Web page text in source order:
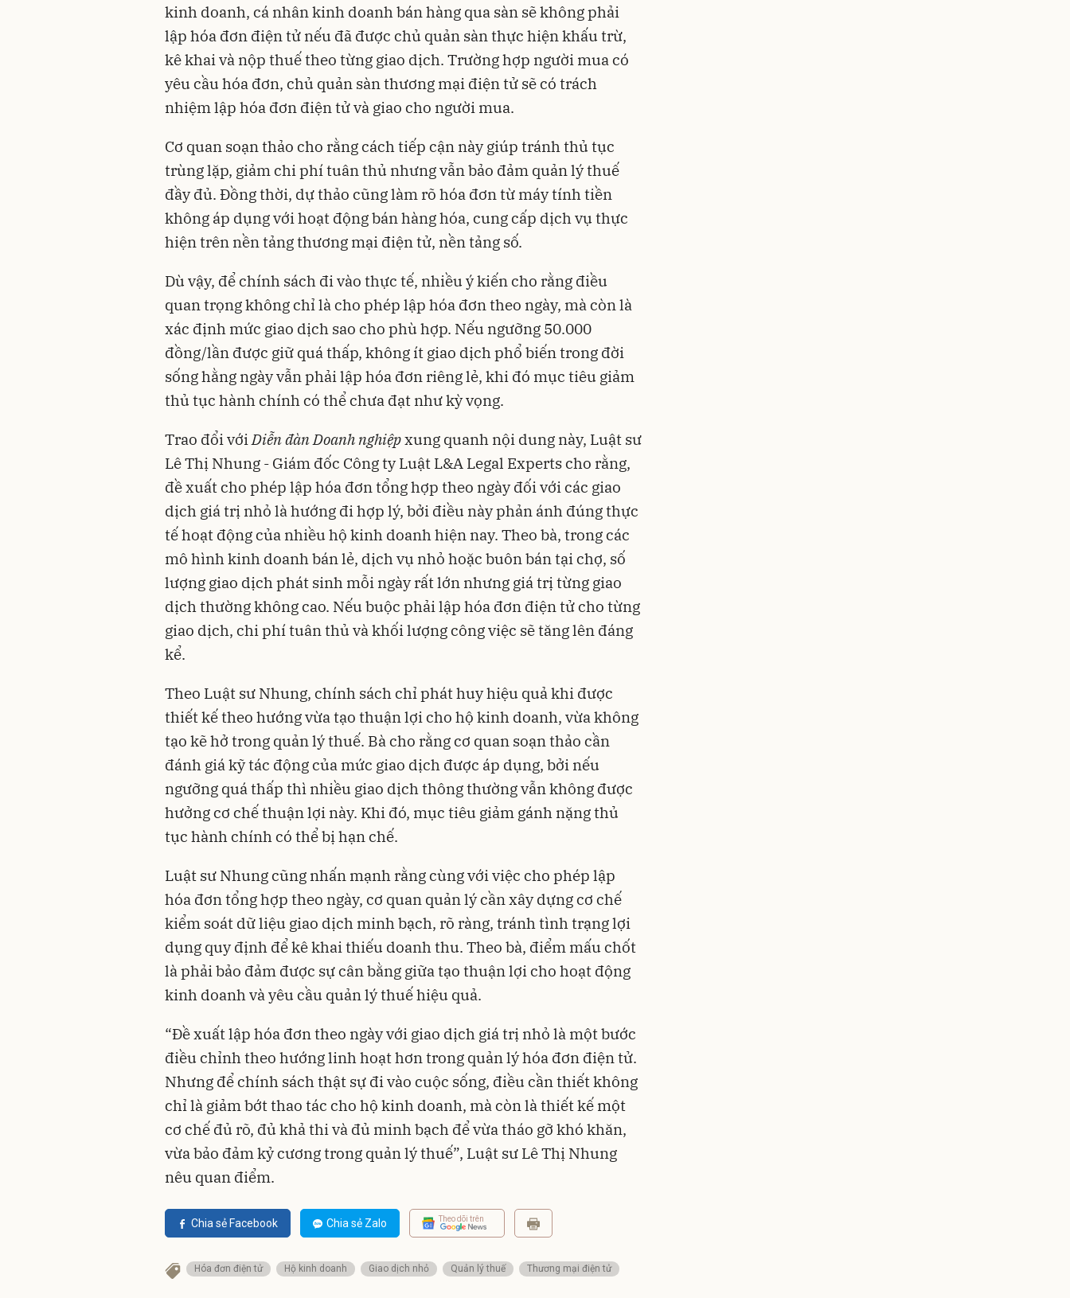
kinh doanh, cá nhân kinh doanh bán hàng qua sàn sẽ không phải
lập hóa đơn điện tử nếu đã được chủ quản sàn thực hiện khấu trừ,
kê khai và nộp thuế theo từng giao dịch. Trường hợp người mua có
yêu cầu hóa đơn, chủ quản sàn thương mại điện tử sẽ có trách
nhiệm lập hóa đơn điện tử và giao cho người mua.
Cơ quan soạn thảo cho rằng cách tiếp cận này giúp tránh thủ tục
trùng lặp, giảm chi phí tuân thủ nhưng vẫn bảo đảm quản lý thuế
đầy đủ. Đồng thời, dự thảo cũng làm rõ hóa đơn từ máy tính tiền
không áp dụng với hoạt động bán hàng hóa, cung cấp dịch vụ thực
hiện trên nền tảng thương mại điện tử, nền tảng số.
Dù vậy, để chính sách đi vào thực tế, nhiều ý kiến cho rằng điều
quan trọng không chỉ là cho phép lập hóa đơn theo ngày, mà còn là
xác định mức giao dịch sao cho phù hợp. Nếu ngưỡng 50.000
đồng/lần được giữ quá thấp, không ít giao dịch phổ biến trong đời
sống hằng ngày vẫn phải lập hóa đơn riêng lẻ, khi đó mục tiêu giảm
thủ tục hành chính có thể chưa đạt như kỳ vọng.
Trao đổi với Diễn đàn Doanh nghiệpxung quanh nội dung này, Luật sư
Lê Thị Nhung - Giám đốc Công ty Luật L&A Legal Experts cho rằng,
đề xuất cho phép lập hóa đơn tổng hợp theo ngày đối với các giao
dịch giá trị nhỏ là hướng đi hợp lý, bởi điều này phản ánh đúng thực
tế hoạt động của nhiều hộ kinh doanh hiện nay. Theo bà, trong các
mô hình kinh doanh bán lẻ, dịch vụ nhỏ hoặc buôn bán tại chợ, số
lượng giao dịch phát sinh mỗi ngày rất lớn nhưng giá trị từng giao
dịch thường không cao. Nếu buộc phải lập hóa đơn điện tử cho từng
giao dịch, chi phí tuân thủ và khối lượng công việc sẽ tăng lên đáng
kể.
Theo Luật sư Nhung, chính sách chỉ phát huy hiệu quả khi được
thiết kế theo hướng vừa tạo thuận lợi cho hộ kinh doanh, vừa không
tạo kẽ hở trong quản lý thuế. Bà cho rằng cơ quan soạn thảo cần
đánh giá kỹ tác động của mức giao dịch được áp dụng, bởi nếu
ngưỡng quá thấp thì nhiều giao dịch thông thường vẫn không được
hưởng cơ chế thuận lợi này. Khi đó, mục tiêu giảm gánh nặng thủ
tục hành chính có thể bị hạn chế.
Luật sư Nhung cũng nhấn mạnh rằng cùng với việc cho phép lập
hóa đơn tổng hợp theo ngày, cơ quan quản lý cần xây dựng cơ chế
kiểm soát dữ liệu giao dịch minh bạch, rõ ràng, tránh tình trạng lợi
dụng quy định để kê khai thiếu doanh thu. Theo bà, điểm mấu chốt
là phải bảo đảm được sự cân bằng giữa tạo thuận lợi cho hoạt động
kinh doanh và yêu cầu quản lý thuế hiệu quả.
“Đề xuất lập hóa đơn theo ngày với giao dịch giá trị nhỏ là một bước
điều chỉnh theo hướng linh hoạt hơn trong quản lý hóa đơn điện tử.
Nhưng để chính sách thật sự đi vào cuộc sống, điều cần thiết không
chỉ là giảm bớt thao tác cho hộ kinh doanh, mà còn là thiết kế một
cơ chế đủ rõ, đủ khả thi và đủ minh bạch để vừa tháo gỡ khó khăn,
vừa bảo đảm kỷ cương trong quản lý thuế”, Luật sư Lê Thị Nhung
nêu quan điểm.
Chia sẻ Facebook Chia sẻ Zalo Theo dõi trên
Hóa đơn điện tử Hộ kinh doanh Giao dịch nhỏ Quản lý thuế Thương mại điện tử